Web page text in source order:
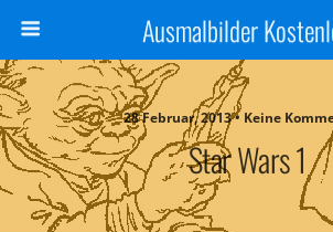
Ausmalbilder
28 Februar, 2013 • Keine
Star Wars 1